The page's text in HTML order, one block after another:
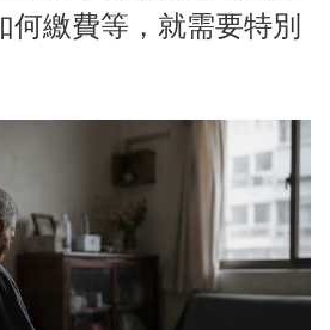
何繳費等，就需要特別